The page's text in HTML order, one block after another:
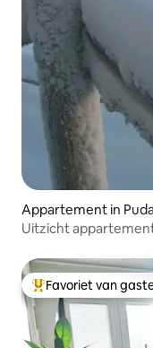
Appartement in
Uitzicht
Topfavoriet van
Favoriet van